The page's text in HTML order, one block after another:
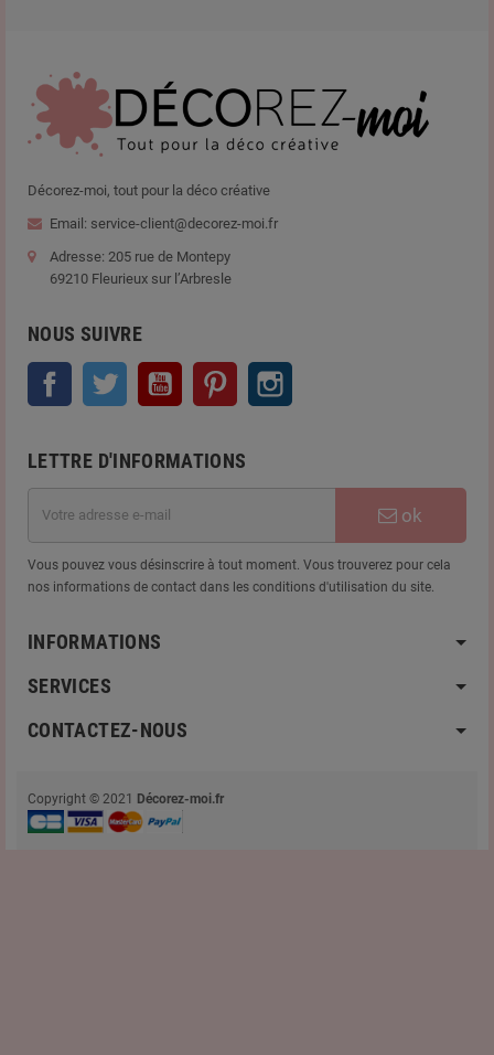
Décorez-moi, tout pour la déco créative
Email: service-client@decorez-moi.fr
Adresse: 205 rue de Montepy
69210 Fleurieux sur l’Arbresle
NOUS SUIVRE
Facebook Twitter YouTube Pinterest
LETTRE D'INFORMATIONS
ok
Vous pouvez vous désinscrire à tout moment. Vous trouverez pour cela
nos informations de contact dans les conditions d'utilisation du site.
INFORMATIONS
SERVICES
CONTACTEZ-NOUS
Copyright © 2021 Décorez-moi.fr